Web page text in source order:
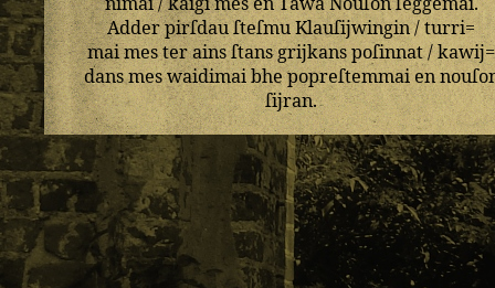
Adderpirſdauſteſmu Klauſijwingin/turri=
maimesterainsſtansgrijkans poſinnat/kawij=
dansmeswaidimaibhepopreſtemmai en
ſijran.